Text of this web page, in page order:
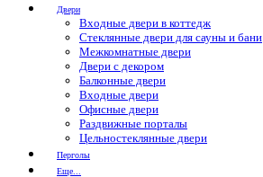
Двери
Входные двери в коттедж
Стеклянные двери для сауны и бани
Межкомнатные двери
Двери с декором
Балконные двери
Входные двери
Офисные двери
Раздвижные порталы
Цельностеклянные двери
Перголы
Еще...